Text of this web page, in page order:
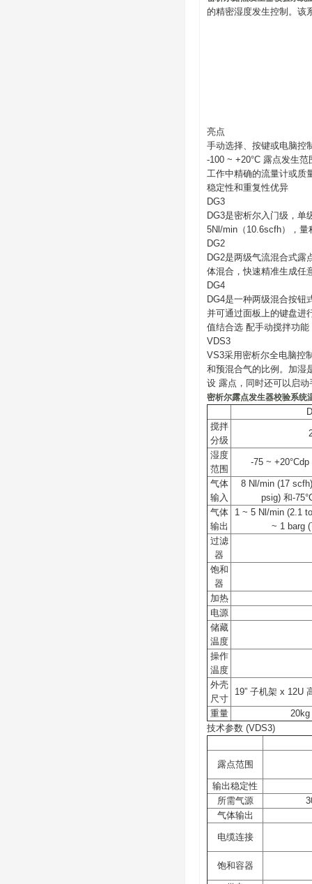
的精密湿度发生控制。该
亮点
手动选择、按键或电脑控
-100 ~ +20°C 露点发生范
工作中精确的流量计或质
稳定性和重复性优异
DG3
DG3是密析尔入门级，单
5Nl/min（10.6scfh），量
DG2
DG2是两级气流混合式露
体混合，快速精准生成任
DG4
DG4是一种两级混合按钮
并可通过面板上的键盘进
值结合选 配手动搅拌功
VDS3
VS3采用密析尔全电脑控
和预混合气的比例。加湿
设 露点，同时还可以启
密析尔露点发生器校验系统
搅拌
分级
湿度
范围
-75 ~
气体
输入
8 Nl/min (17
psig) 和-
气体
输出
1 ~ 5 Nl/min (2.1
~ 1 barg
过滤
器
饱和
器
加热
电源
储藏
温度
操作
温度
外壳
尺寸
19” 子机架 x 12U
重量
20kg
技术参数 (VDS3)
露点范围
输出稳定性
所需气源
气体输出
电缆连接
饱和容器